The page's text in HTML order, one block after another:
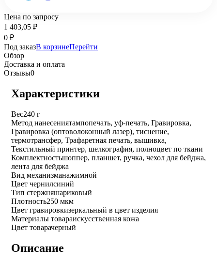
Цена по запросу
1 403,05 ₽
0 ₽
Под заказВ корзинеПерейти
Обзор
Доставка и оплата
Отзывы0
Характеристики
Вес240 г
Метод нанесениятампопечать, уф-печать, Гравировка,
Гравировка (оптоволоконный лазер), тиснение,
термотрансфер, Трафаретная печать, вышивка,
Текстильный принтер, шелкография, полноцвет по ткани
Комплектностьшоппер, планшет, ручка, чехол для бейджа,
лента для бейджа
Вид механизманажимной
Цвет чернилсиний
Тип стержняшариковый
Плотность250 мкм
Цвет гравировкизеркальный в цвет изделия
Материалы товараискусственная кожа
Цвет товарачерный
Описание